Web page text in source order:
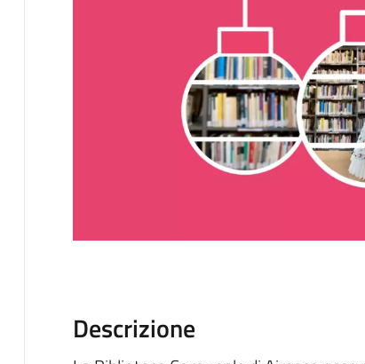
Descrizione